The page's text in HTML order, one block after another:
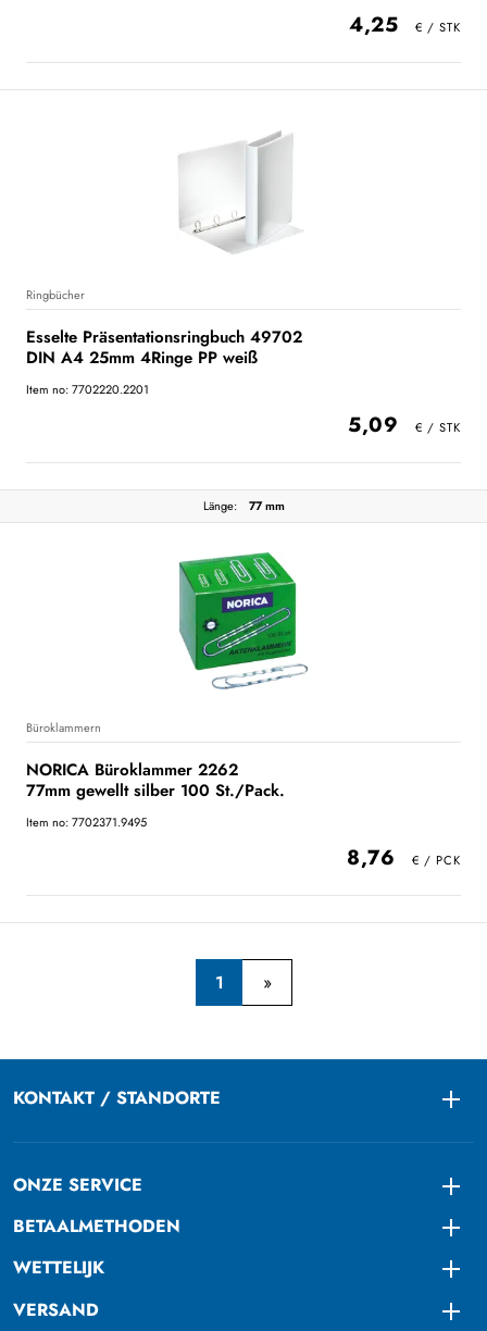
4,25
Ringbücher
Esselte Präsentationsringbuch 49702
DIN A4 25mm 4Ringe PP weiß
Item no: 7702220.2201
5,09
Länge: 77 mm
Büroklammern
NORICA Büroklammer 2262
77mm gewellt silber 100 St./Pack.
Item no: 7702371.9495
8,76
1
KONTAKT / STANDORTE
ONZE SERVICE
BETAALMETHODEN
WETTELIJK
VERSAND